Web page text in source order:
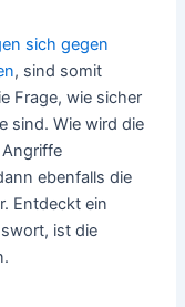
sich gegen
, sind somit
Frage, wie sicher
sind. Wie wird die
ebenfalls die
Entdeckt ein
ist die